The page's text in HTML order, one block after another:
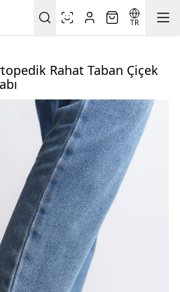
TR
Rahat Taban Çiçek